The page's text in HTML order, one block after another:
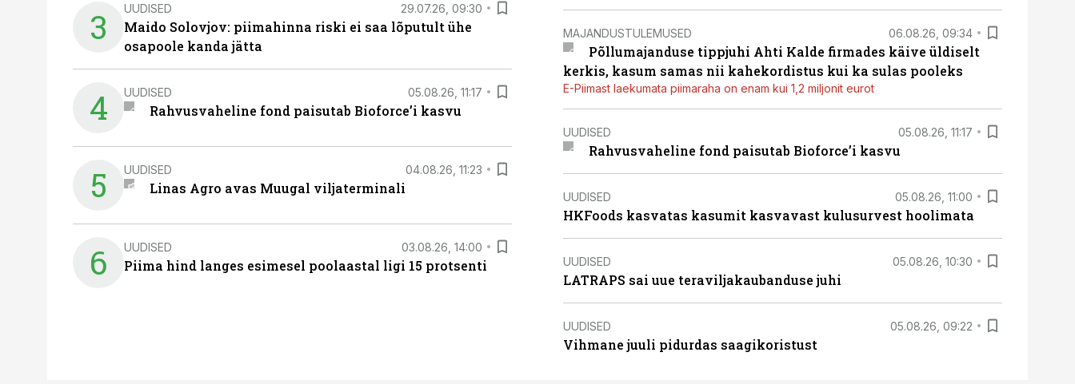
3 UUDISED 29.07.26, 09:30
Maido Solovjov: piimahinna riski ei saa lõputult ühe
osapoole kanda jätta
4 UUDISED 05.08.26, 11:17
Rahvusvaheline fond paisutab Bioforce’i kasvu
5 UUDISED 04.08.26, 11:23
Linas Agro avas Muugal viljaterminali
6 UUDISED 03.08.26, 14:00
Piima hind langes esimesel poolaastal ligi 15 protsenti
MAJANDUSTULEMUSED 06.08.26, 09:34
Põllumajanduse tippjuhi Ahti Kalde firmades käive üldiselt
kerkis, kasum samas nii kahekordistus kui ka sulas pooleks
E-Piimast laekumata piimaraha on enam kui 1,2 miljonit eurot
UUDISED 05.08.26, 11:17
Rahvusvaheline fond paisutab Bioforce’i kasvu
UUDISED 05.08.26, 11:00
HKFoods kasvatas kasumit kasvavast kulusurvest hoolimata
UUDISED 05.08.26, 10:30
LATRAPS sai uue teraviljakaubanduse juhi
UUDISED 05.08.26, 09:22
Vihmane juuli pidurdas saagikoristust